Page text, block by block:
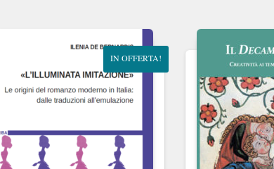
IN OFFERTA!